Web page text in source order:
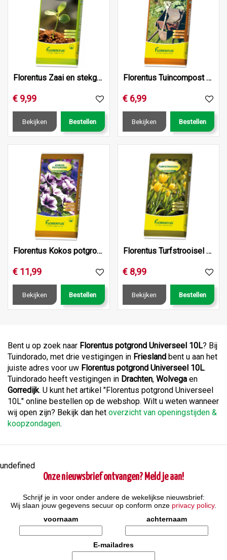
Florentus Zaai en stekgrond 40L
€ 9,99
Bekijken Bestellen
Florentus Tuincompost 40L
€ 6,99
Bekijken Bestellen
Florentus Kokos potgrond 40L
€ 11,99
Bekijken Bestellen
Florentus Turfstrooisel 50L
€ 8,99
Bekijken Bestellen
Bent u op zoek naar Florentus potgrond Universeel 10L? Bij
Tuindorado, met drie vestigingen in Friesland bent u aan het
juiste adres voor uw Florentus potgrond Universeel 10L.
Tuindorado heeft vestigingen in Drachten, Wolvega en
Gorredijk. U kunt het artikel "Florentus potgrond Universeel
10L" online bestellen op de webshop. Wilt u weten wanneer
wij open zijn? Bekijk dan het overzicht van openingstijden &
koopzondagen.
undefined
Onze nieuwsbrief ontvangen? Meld je aan!
Schrijf je in voor onder andere de wekelijkse nieuwsbrief:
Wij slaan jouw gegevens secuur op conform onze privacy policy.
voornaam
achternaam
E-mailadres